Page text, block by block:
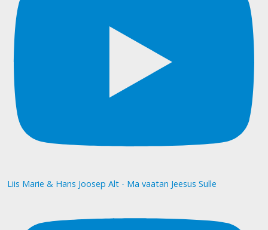
Liis Marie & Hans Joosep Alt - Ma vaatan Jeesus Sulle